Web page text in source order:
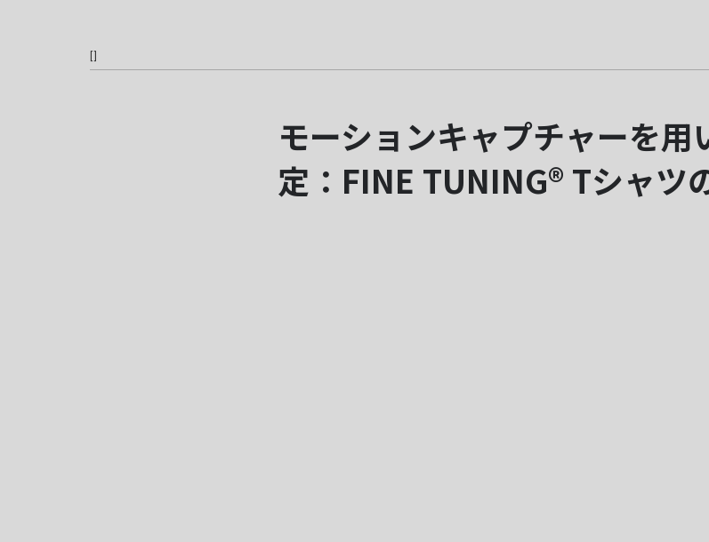
[]
モーションキャプチャーを用
定：FINE TUNING® Tシャツ